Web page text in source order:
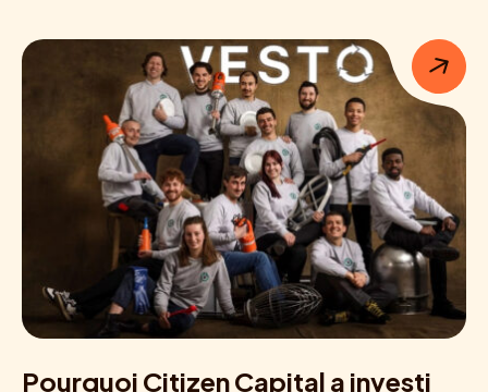
Pourquoi Citizen Capital a investi